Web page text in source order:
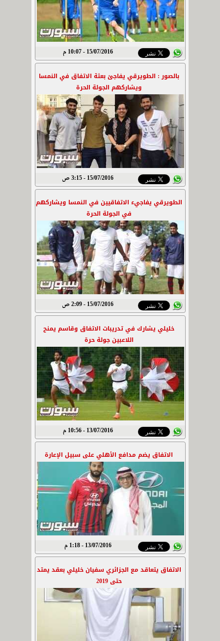
15/07/2016 - 10:07 م
بالصور : الطويرقي يفاجئ بعثة الاتفاق في النمسا
ويشاركهم الجولة الحرة
15/07/2016 - 3:15 ص
الطويرقي يفاجيء الاتفاقيين في النمسا ويشاركهم
في الجولة الحرة
15/07/2016 - 2:09 ص
خليلي يشارك في تدريبات الاتفاق وقاسم يمنح
اللاعبين جولة حرة
13/07/2016 - 10:56 م
الاتفاق يضم مدافع الأهلي على سبيل الإعارة
13/07/2016 - 1:18 م
الاتفاق يتعاقد مع الجزائري سفيان خليلي بعقد يمتد
حتى 2019